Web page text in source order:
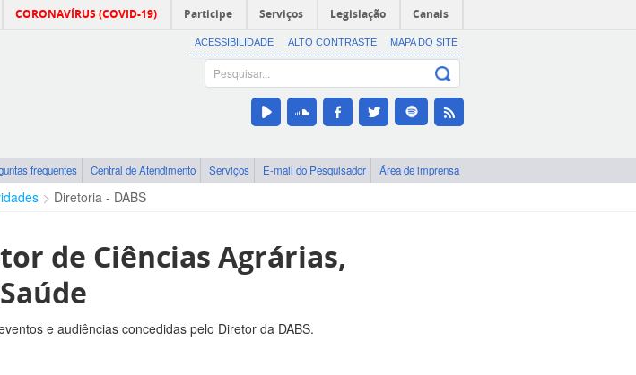
CORONAVÍRUS (COVID-19) Participe Serviços Legislação Canais
ACESSIBILIDADE ALTO CONTRASTE MAPA DO SITE
frequentes Central de Atendimento Serviços E-mail do Pesquisador Área de imprensa
Diretoria - DABS
de Ciências Agrárias,
e audiências concedidas pelo Diretor da DABS.